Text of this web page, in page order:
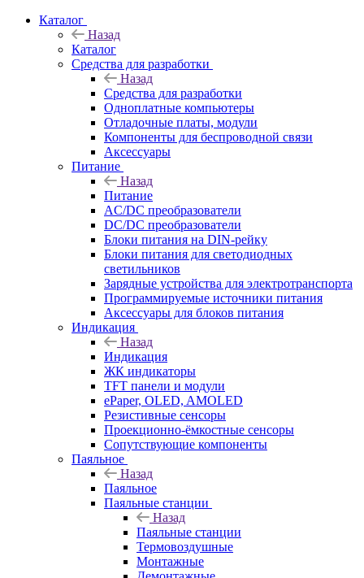
Каталог
Назад
Каталог
Средства для разработки
Назад
Средства для разработки
Одноплатные компьютеры
Отладочные платы, модули
Компоненты для беспроводной связи
Аксессуары
Питание
Назад
Питание
AC/DC преобразователи
DC/DC преобразователи
Блоки питания на DIN-рейку
Блоки питания для светодиодных
светильников
Зарядные устройства для электротранспорта
Программируемые источники питания
Аксессуары для блоков питания
Индикация
Назад
Индикация
ЖК индикаторы
TFT панели и модули
ePaper, OLED, AMOLED
Резистивные сенсоры
Проекционно-ёмкостные сенсоры
Сопутствующие компоненты
Паяльное
Назад
Паяльное
Паяльные станции
Назад
Паяльные станции
Термовоздушные
Монтажные